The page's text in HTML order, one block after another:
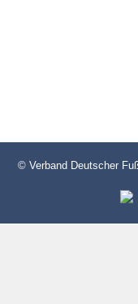
© Verband Deutscher